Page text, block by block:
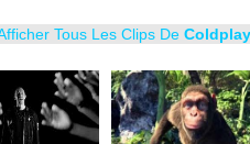
Tous Les Clips De Coldplay